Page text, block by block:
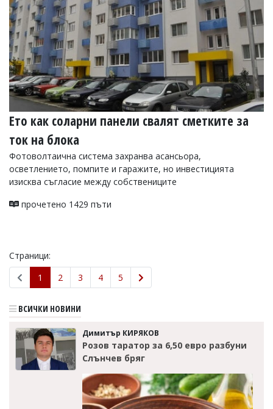
Ето как соларни панели свалят сметките за
ток на блока
Фотоволтаична система захранва асансьора,
осветлението, помпите и гаражите, но инвестицията
изисква съгласие между собствениците
прочетено 1429 пъти
Страници:
1
2 3 4 5
ВСИЧКИ НОВИНИ
Димитър КИРЯКОВ
Розов таратор за 6,50 евро разбуни
Слънчев бряг